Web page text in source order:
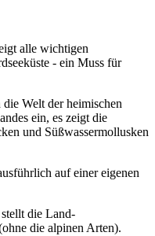
alle wichtigen
- ein Muss für
Welt der heimischen
ein, es zeigt die
und Süßwassermollusken
auf einer eigenen
die Land-
die alpinen Arten).